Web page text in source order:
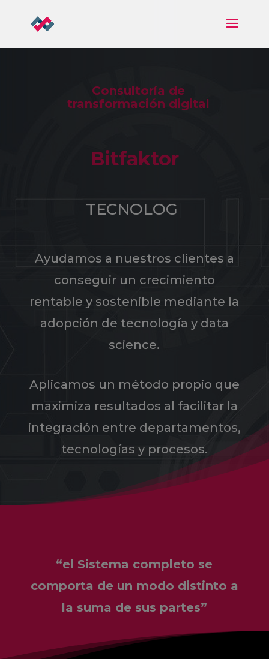
Consultoría de
transformación digital
Bitfaktor
MA|
Ayudamos a nuestros clientes a
conseguir un crecimiento
rentable y sostenible mediante la
adopción de tecnología y data
science.
Aplicamos un método propio que
maximiza resultados al facilitar la
integración entre departamentos,
tecnologías y procesos.
“el Sistema completo se
comporta de un modo distinto a
la suma de sus partes”